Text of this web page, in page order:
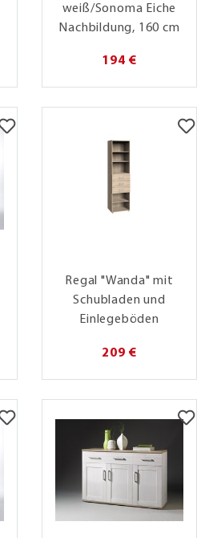
weiß/Sonoma Eiche
Nachbildung, 160 cm
194 €
Regal "Wanda" mit
Schubladen und
Einlegeböden
209 €